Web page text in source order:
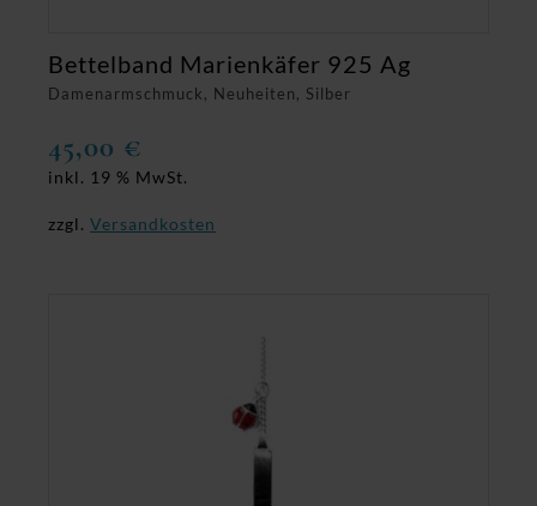
Damenarmschmuck, Neuheiten, Silber
Bettelband Marienkäfer 925 Ag
45,00 €
inkl. 19 % MwSt.
zzgl. Versandkosten